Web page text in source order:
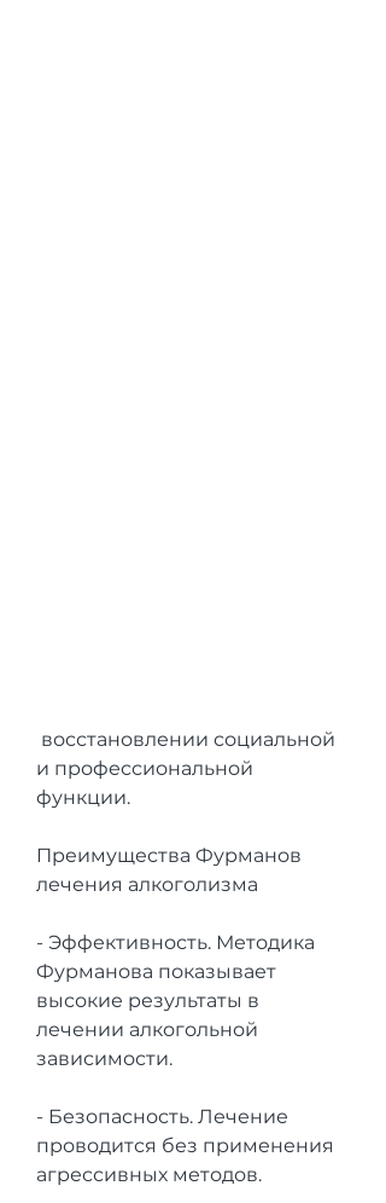
и профессиональной
функции.
Преимущества Фурманов
лечения алкоголизма
- Эффективность. Методика
Фурманова показывает
высокие результаты в
лечении алкогольной
зависимости.
- Безопасность. Лечение
проводится без применения
агрессивных методов.